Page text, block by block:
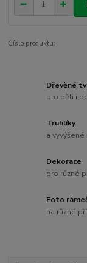
Číslo produktu:
Dřevěné
pro děti i
Truhlíky
a vyvýšené
Dekorace
pro různé
Foto
na různé